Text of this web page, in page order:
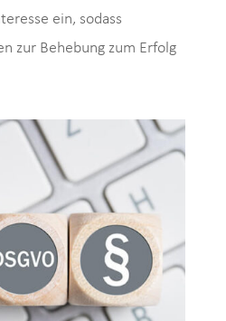
ein, sodass
zur Behebung zum Erfolg